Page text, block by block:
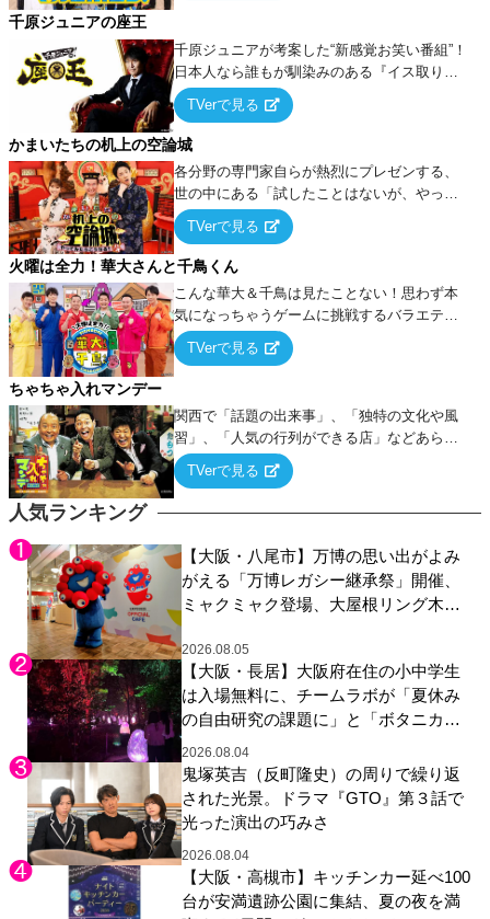
人気ランキング
【大阪・八尾市】万博の思い出がよみ
がえる「万博レガシー継承祭」開催、
ミャクミャク登場、大屋根リング木材
展示も
2026.08.05
【大阪・長居】大阪府在住の小中学生
は入場無料に、チームラボが「夏休み
の自由研究の課題に」と「ボタニカル
ガーデン 大阪」へ招待
2026.08.04
鬼塚英吉（反町隆史）の周りで繰り返
された光景。ドラマ『GTO』第３話で
光った演出の巧みさ
2026.08.04
【大阪・高槻市】キッチンカー延べ100
台が安満遺跡公園に集結、夏の夜を満
千原ジュニアの座王
千原ジュニアが考案した“新感覚お笑い番組”！
日本人なら誰もが馴染みのある『イス取りゲ
ーム』をベースに、大喜利・ギャグ・モノボ
ケ・歌…など様々なお題で芸人がショートネ
タを競い合う！
TVerで見る
かまいたちの机上の空論城
各分野の専門家自らが熱烈にプレゼンする、
世の中にある「試したことはないが、やって
みたらこうなる！…ハズ」という“机上の空
論”に若手芸人らがカラダを張って挑む！
TVerで見る
火曜は全力！華大さんと千鳥くん
こんな華大＆千鳥は見たことない！思わず本
気になっちゃうゲームに挑戦するバラエティ
ー！
TVerで見る
ちゃちゃ入れマンデー
関西で「話題の出来事」、「独特の文化や風
習」、「人気の行列ができる店」などあらゆ
るテーマについて好き放題にちゃちゃを入れ
ていく関西色を前面に押し出したトークバラ
TVerで見る